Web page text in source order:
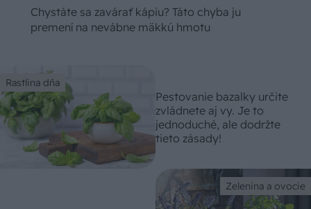
Chystáte sa zavárať kápiu? Táto chyba ju
premení na nevábne mäkkú hmotu
Rastlina dňa
Pestovanie bazalky určite
zvládnete aj vy. Je to
jednoduché, ale dodržte
tieto zásady!
Zelenina a ovocie